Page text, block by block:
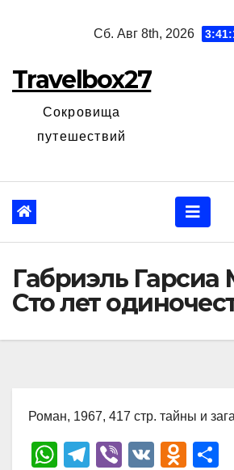
Сб. Авг 8th, 2026
Travelbox27
Сокровища
путешествий
Габриэль
Сто лет
Роман, 1967, 417 стр. тайны и
W
T
Vi
V
O